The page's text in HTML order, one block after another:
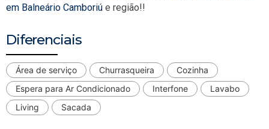
em Balneário Camboriú e região!!
Diferenciais
Área de serviço Churrasqueira
Cozinha
Espera para Ar Condicionado
Interfone
Lavabo
Living
Sacada